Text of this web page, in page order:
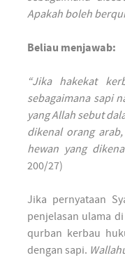
Apakah boleh
Beliau menjawab:
“Jika hakekat
sebagaimana sapi
yang Allah sebut
dikenal orang
hewan yang
200/27)
Jika pernyataan
penjelasan ulama
qurban kerbau
dengan sapi.